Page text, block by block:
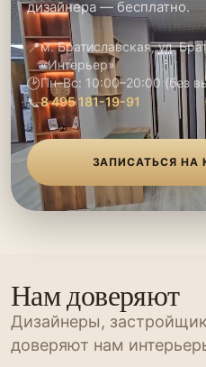
дизайнера — бесплатно.
📍м. Братиславская, ул.
«Интерьер»
🕑Пн–Вс: 10:00–20:00 (без
📞8 495 181-19-91
ЗАПИСАТЬСЯ НА
Нам доверяют
Дизайнеры,
доверяют нам